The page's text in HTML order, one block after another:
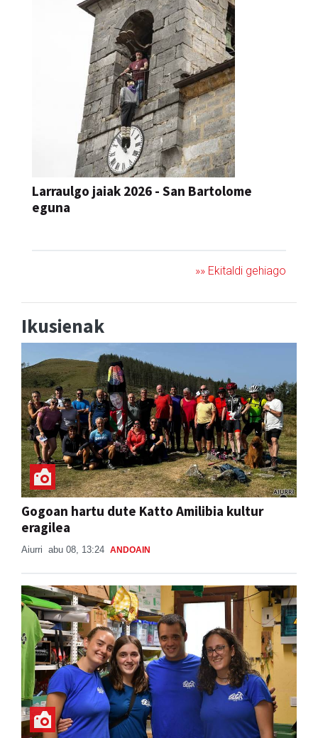
Larraulgo jaiak 2026 - San Bartolome
eguna
»» Ekitaldi gehiago
Ikusienak
Gogoan hartu dute Katto Amilibia kultur
eragilea
Aiurri abu 08, 13:24 ANDOAIN